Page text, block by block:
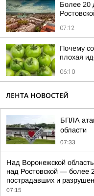
Более 20
07:12
Почему
плохая
06:10
ЛЕНТА НОВОСТЕЙ
БПЛА
области
07:33
Над Воронежской
над Ростовской — более
пострадавших и
07:15